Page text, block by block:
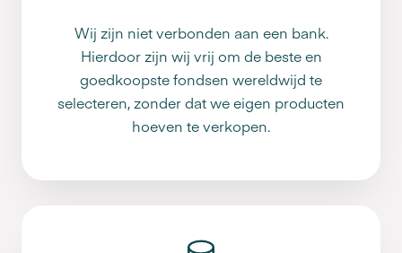
Wij zijn niet verbonden aan een bank.
Hierdoor zijn wij vrij om de beste en
goedkoopste fondsen wereldwijd te
selecteren, zonder dat we eigen producten
hoeven te verkopen.